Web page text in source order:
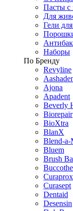
Пасты с
Для
Гели
Наборы
По Бренду
Revyline
Ajona
Apadent
Beverly
Biorepair
BioXtra
BlanX
Blend-a-
Bluem
Brush
Curaprox
Curasept
Dentaid
Desensin